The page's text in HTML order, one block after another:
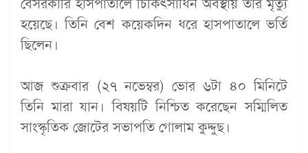
বেসরকারি হাসপাতালে চিকিৎসাধিন অবস্থায় তার মৃত্যু
হয়েছে। তিনি বেশ কয়েকদিন ধরে হাসপাতালে ভর্তি
ছিলেন।
আজ শুক্রবার (২৭ নভেম্বর) ভোর ৬টা ৪০ মিনিটে
তিনি মারা যান। বিষয়টি নিশ্চিত করেছেন সম্মিলিত
সাংস্কৃতিক জোটের সভাপতি গোলাম কুদ্দুছ।